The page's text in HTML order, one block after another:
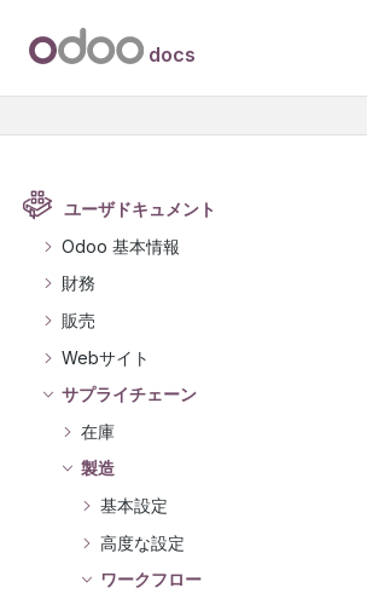
ユーザドキュメント
Odoo 基本情報
財務
販売
Webサイト
サプライチェーン
在庫
製造
基本設定
高度な設定
ワークフロー
docs